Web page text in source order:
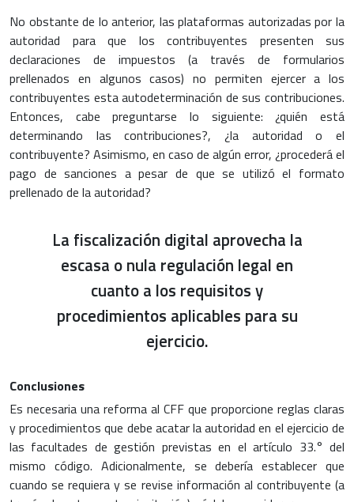
No obstante de lo anterior, las plataformas autorizadas por la
autoridad para que los contribuyentes presenten sus
declaraciones de impuestos (a través de formularios
prellenados en algunos casos) no permiten ejercer a los
contribuyentes esta autodeterminación de sus contribuciones.
Entonces, cabe preguntarse lo siguiente: ¿quién está
determinando las contribuciones?, ¿la autoridad o el
contribuyente? Asimismo, en caso de algún error, ¿procederá el
pago de sanciones a pesar de que se utilizó el formato
prellenado de la autoridad?
La fiscalización digital aprovecha la
escasa o nula regulación legal en
cuanto a los requisitos y
procedimientos aplicables para su
ejercicio.
Conclusiones
Es necesaria una reforma al CFF que proporcione reglas claras
y procedimientos que debe acatar la autoridad en el ejercicio de
las facultades de gestión previstas en el artículo 33.° del
mismo código. Adicionalmente, se debería establecer que
cuando se requiera y se revise información al contribuyente (a